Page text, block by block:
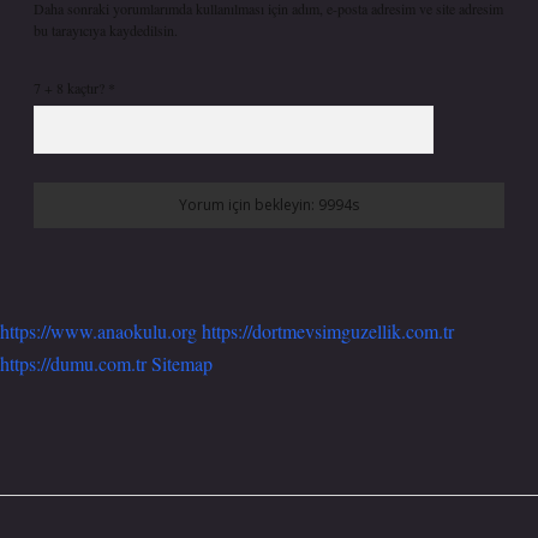
Daha sonraki yorumlarımda kullanılması için adım, e-posta adresim ve site adresim
bu tarayıcıya kaydedilsin.
7 + 8 kaçtır?
https://www.anaokulu.orghttps://dortmevsimguzellik.com.tr
https://dumu.com.trSitemap